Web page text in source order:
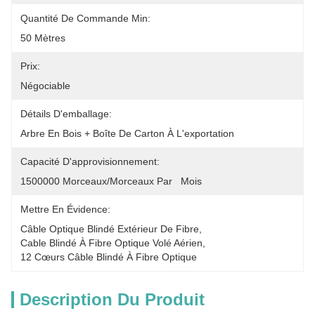
Quantité De Commande Min:
50 Mètres
Prix:
Négociable
Détails D'emballage:
Arbre En Bois + Boîte De Carton À L'exportation
Capacité D'approvisionnement:
1500000 Morceaux/morceaux Par   Mois
Mettre En Évidence:
Câble Optique Blindé Extérieur De Fibre
Cable Blindé À Fibre Optique Volé Aérien
12 Cœurs Câble Blindé À Fibre Optique
Description Du Produit